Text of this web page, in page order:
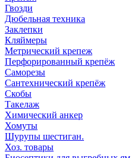
Гвозди
Дюбельная техника
Заклепки
Кляймеры
Метрический крепеж
Перфорированный крепёж
Саморезы
Сантехнический крепёж
Скобы
Такелаж
Химический анкер
Хомуты
Шурупы шестиган.
Хоз. товары